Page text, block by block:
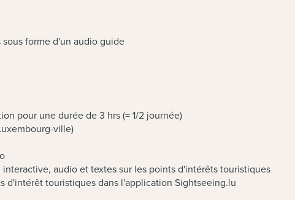
forme d'un audio guide
pour une durée de 3 hrs (= 1/2 journée)
ville)
audio et textes sur les points d'intérêts touristiques
d'intérêt touristiques dans l'application Sightseeing.lu